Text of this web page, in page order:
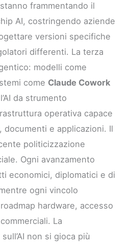
frammentando il
AI, costringendo aziende
versioni specifiche
differenti. La terza
modelli come
come Claude Cowork
da strumento
operativa capace
e applicazioni. Il
politicizzazione
Ogni avanzamento
economici, diplomatici e di
ogni vincolo
hardware, accesso
La
non si gioca più